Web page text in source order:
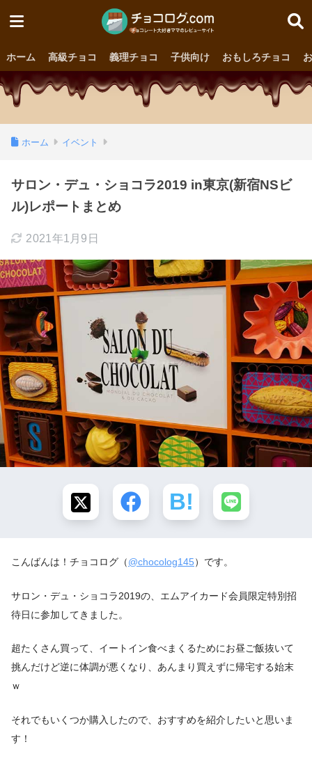
ホーム 高級チョコ 義理チョコ 子供向け おもしろチョコ
ホーム イベント
サロン・デュ・ショコラ2019 in東京(新宿NSビ
ル)レポートまとめ
2021年1月9日
こんばんは！チョコログ（@chocolog145）です。
サロン・デュ・ショコラ2019の、エムアイカード会員限定特別招
待日に参加してきました。
超たくさん買って、イートイン食べまくるためにお昼ご飯抜いて
挑んだけど逆に体調が悪くなり、あんまり買えずに帰宅する始末
ｗ
それでもいくつか購入したので、おすすめを紹介したいと思いま
す！